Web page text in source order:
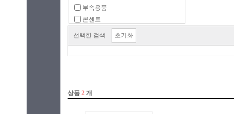
부속용품
콘센트
선택한 검색 초기화